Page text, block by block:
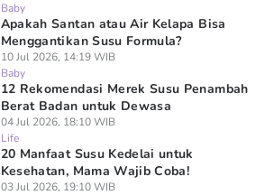
Baby
Apakah Santan atau Air Kelapa Bisa
Menggantikan Susu Formula?
10 Jul 2026, 14:19 WIB
Baby
12 Rekomendasi Merek Susu Penambah
Berat Badan untuk Dewasa
04 Jul 2026, 18:10 WIB
Life
20 Manfaat Susu Kedelai untuk
Kesehatan, Mama Wajib Coba!
03 Jul 2026, 19:10 WIB